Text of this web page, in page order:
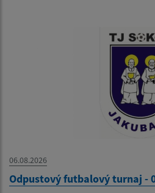
06.08.2026
Odpustový futbalový turnaj -